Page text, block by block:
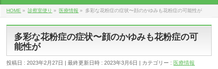
HOME » 診察室便り » 医療情報 » 多彩な花粉症の症状〜顔のかゆみも花粉症の可能性が
多彩な花粉症の症状〜顔のかゆみも花粉症の可
能性が
投稿日 : 2023年2月27日 最終更新日時 : 2023年3月6日 カテゴリー : 医療情報